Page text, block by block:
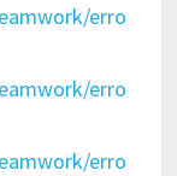
erro
erro
erro